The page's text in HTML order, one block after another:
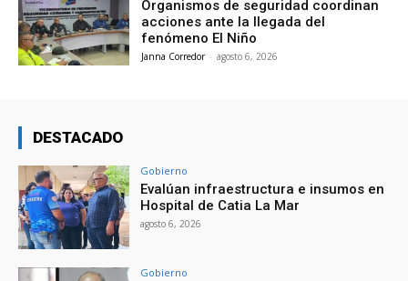
Organismos de seguridad coordinan
acciones ante la llegada del
fenómeno El Niño
Janna Corredor - agosto 6, 2026
DESTACADO
Gobierno
Evalúan infraestructura e insumos en
Hospital de Catia La Mar
agosto 6, 2026
Gobierno